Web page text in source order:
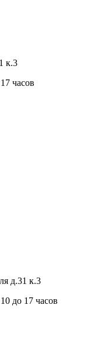
к.3
часов
д.31 к.3
до 17 часов